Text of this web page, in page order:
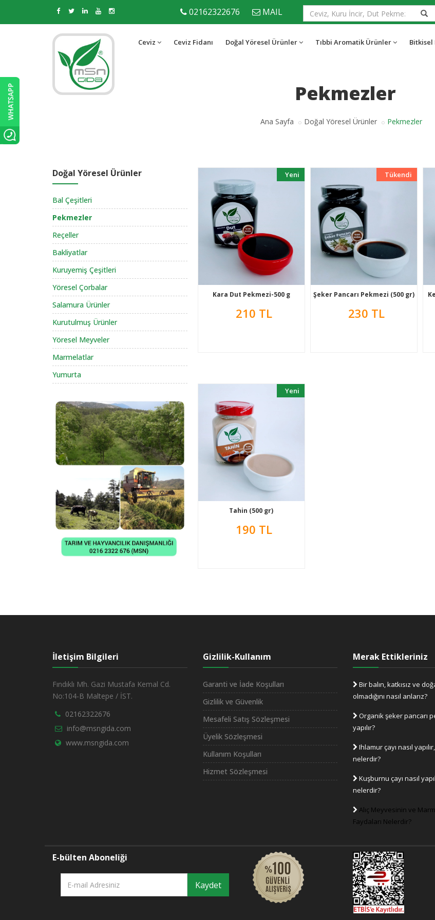
02162322676 MAIL
Ceviz Ceviz Fidanı Doğal Yöresel Ürünler Tıbbi Aromatik Ürünler Bitkisel
Pekmezler
Ana Sayfa Doğal Yöresel Ürünler Pekmezler
Doğal Yöresel Ürünler
Bal Çeşitleri
Pekmezler
Reçeller
Bakliyatlar
Kuruyemiş Çeşitleri
Yöresel Çorbalar
Salamura Ürünler
Kurutulmuş Ürünler
Yöresel Meyveler
Marmelatlar
Yumurta
Yeni
Kara Dut Pekmezi-500 g
210 TL
Yeni
Tükendi
Şeker Pancarı Pekmezi (500 gr)
230 TL
Yeni
Tahin (500 gr)
190 TL
İletişim Bilgileri
Fındıklı Mh. Gazi Mustafa Kemal Cd.
No:104-B Maltepe / İST.
02162322676
info@msngida.com
www.msngida.com
Gizlilik-Kullanım
Garanti ve İade Koşulları
Gizlilik ve Güvenlik
Mesafeli Satış Sözleşmesi
Üyelik Sözleşmesi
Kullanım Koşulları
Hizmet Sözleşmesi
Merak Ettikleriniz
Bir balın, katkısız ve
olmadığını nasıl anlarız?
Organik şeker pancarı
yapılır?
Ihlamur çayı nasıl
nelerdir?
Kuşburnu çayı nasıl
nelerdir?
Alıç Meyvesinin ve
Faydaları Nelerdir?
E-bülten Aboneliği
Kaydet